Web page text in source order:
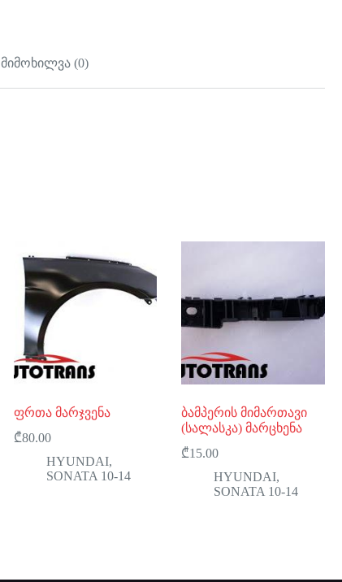
მიმოხილვა (0)
ფრთა მარჯვენა
₾80.00
HYUNDAI,
SONATA 10-14
ბამპერის მიმართავი
(სალასკა) მარცხენა
₾15.00
HYUNDAI,
SONATA 10-14